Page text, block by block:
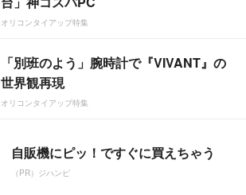
オリコンタイアップ特集
「別班のよう」腕時計で『VIVANT』の
世界観再現
オリコンタイアップ特集
自販機にピッ！ですぐに買えちゃう
（PR）ジハンピ